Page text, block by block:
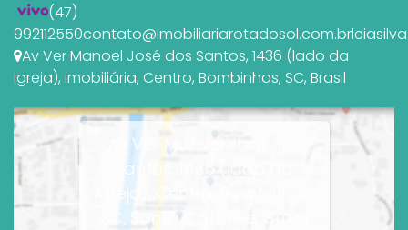
(47)
992112550contato@imobiliariarotadosol.com.br
Av Ver Manoel José dos Santos, 1436 (lado da
Igreja), imobiliária, Centro, Bombinhas, SC, Brasil
Av Ver Manoel José dos
Santos, 1436 (lado da
Igreja), Centro, Bombinhas,
SC, Santa Catarina, Brasil